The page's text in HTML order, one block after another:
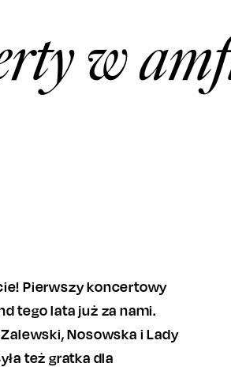
w
Pierwszy koncertowy
tego lata już za nami.
Nosowska i Lady
też gratka dla